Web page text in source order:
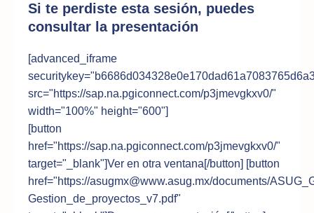
Si te perdiste esta sesión, puedes
consultar la presentación
[advanced_iframe
src="https://sap.na.pgiconnect.com/p3jmevgkxv0/"
width="100%" height="600"]
[button
href="https://sap.na.pgiconnect.com/p3jmevgkxv0/"
target="_blank"]Ver en otra ventana[/button] [button
href="https://asugmx@www.asug.mx/documents/
Gestion_de_proyectos_v7.pdf"